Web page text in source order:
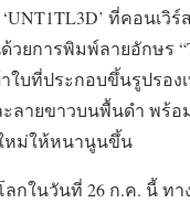
ที่คอนเวิร์
วยการพิมพ์ลายอักษร
ใบที่ประกอบขึ้นรูปรอง
ลายขาวบนพื้นดำ พร้อ
หม่ให้หนานูนขึ้น
ในวันที่ 26 ก.ค. นี้ ทาง